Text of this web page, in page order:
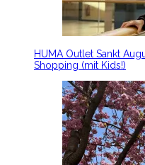
HUMA Outlet Sankt
Shopping (mit Kids!)